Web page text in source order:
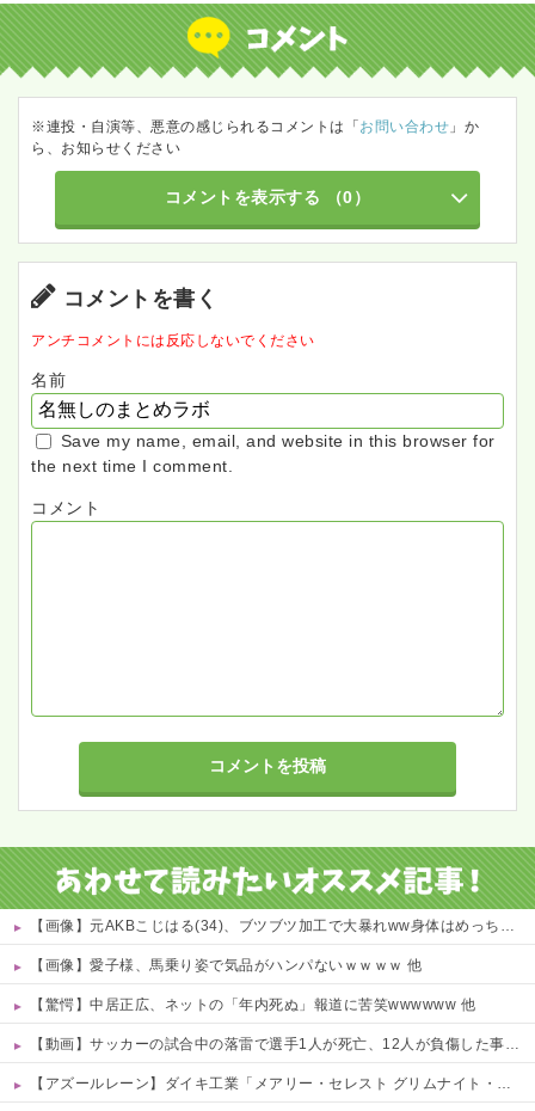
※連投・自演等、悪意の感じられるコメントは「お問い合わせ 」か
ら、お知らせください
コメントを表示する （0）
コメントを書く
アンチコメントには反応しないでください
名前
Save my name, email, and website in this browser for
the next time I comment.
コメント
【画像】元AKBこじはる(34)、ブツブツ加工で大暴れww身体はめっちゃいいのにな・・・ 他
【画像】愛子様、馬乗り姿で気品がハンパないｗｗｗｗ 他
【驚愕】中居正広、ネットの「年内死ぬ」報道に苦笑wwwwww 他
【動画】サッカーの試合中の落雷で選手1人が死亡、12人が負傷した事故。
【アズールレーン】ダイキ工業「メアリー・セレスト グリムナイト・リーパー」フィギュア【10日予約開始】